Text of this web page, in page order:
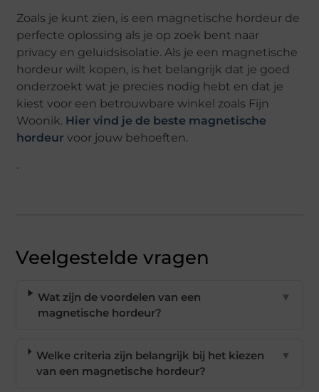
Zoals je kunt zien, is een magnetische hordeur de
perfecte oplossing als je op zoek bent naar
privacy en geluidsisolatie. Als je een magnetische
hordeur wilt kopen, is het belangrijk dat je goed
onderzoekt wat je precies nodig hebt en dat je
kiest voor een betrouwbare winkel zoals Fijn
Woonik. Hier vind je de beste magnetische
hordeur voor jouw behoeften.
.
Veelgestelde vragen
Wat zijn de voordelen van een
magnetische hordeur?
▼
Welke criteria zijn belangrijk bij het kiezen
van een magnetische hordeur?
▼